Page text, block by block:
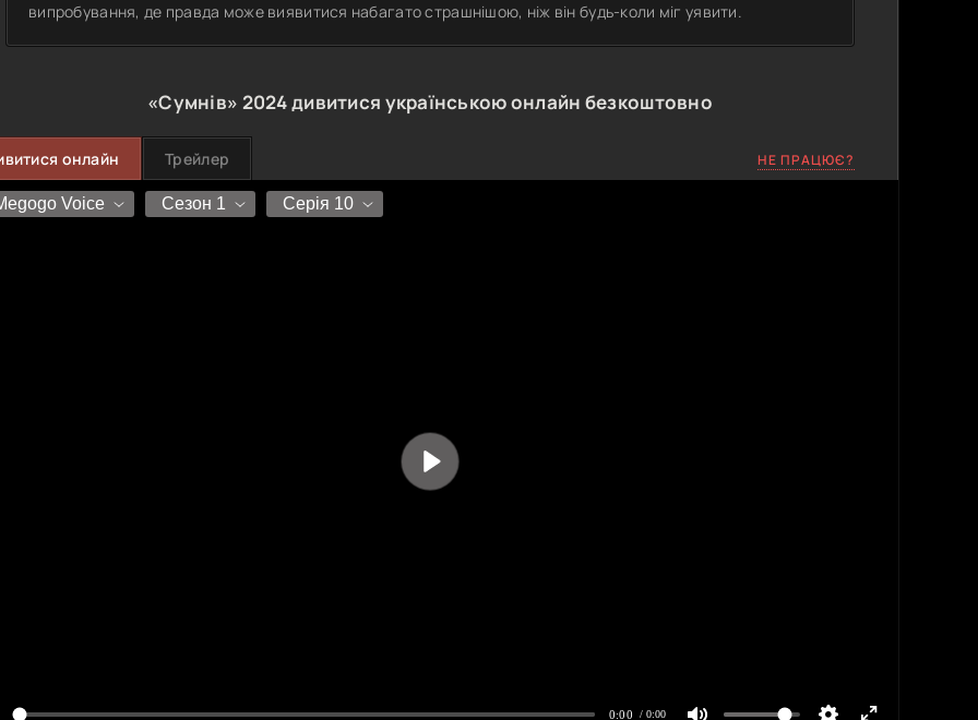
випробування, де правда може виявитися набагато страшнішою, ніж він будь-коли міг уявити.
«Сумнів» 2024дивитися українською онлайн безкоштовно
онлайн Трейлер НЕ ПРАЦЮЄ?